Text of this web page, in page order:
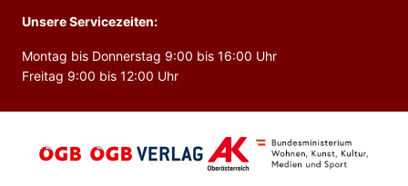
Unsere Servicezeiten:
Montag bis Donnerstag 9:00 bis 16:00 Uhr
Freitag 9:00 bis 12:00 Uhr